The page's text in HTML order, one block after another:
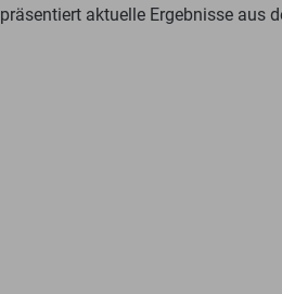
aktuelle Ergebnisse aus